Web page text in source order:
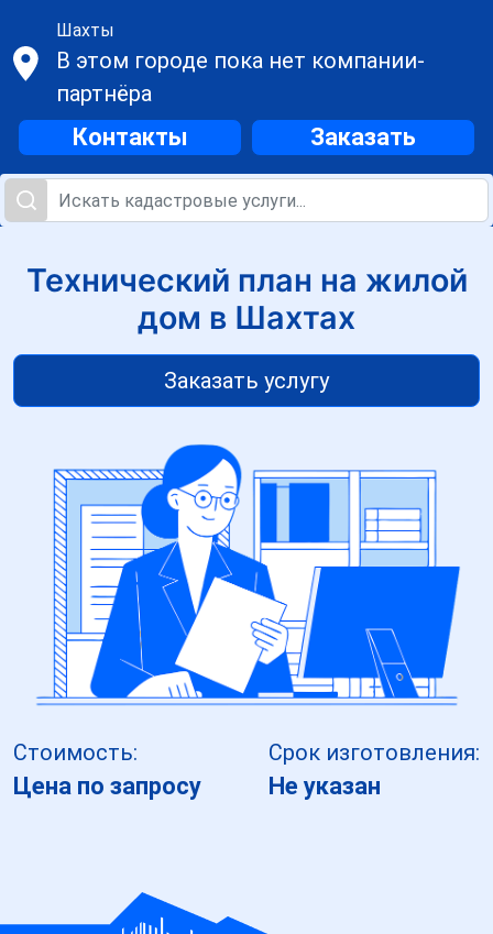
Шахты
В этом городе пока нет компании-
партнёра
Контакты Заказать
Технический план на жилой
дом в Шахтах
Заказать услугу
Стоимость:
Цена по запросу
Срок изготовления:
Не указан